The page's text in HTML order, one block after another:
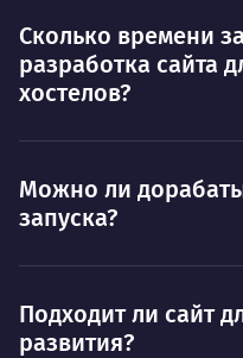
Нравится
Дышать. Без этого
Умею
Договариваться.
сказано.
Сколько времени
разработка сайта
хостелов?
Можно ли
запуска?
Подходит ли сайт
развития?